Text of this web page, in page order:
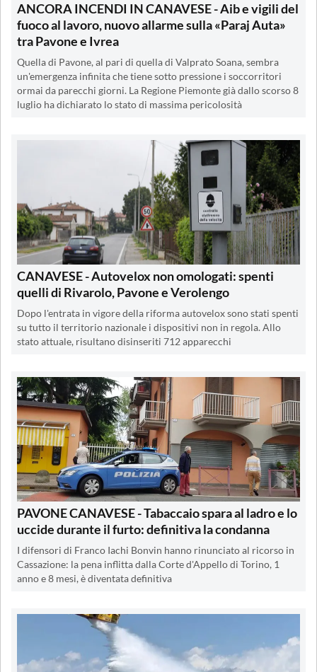
ANCORA INCENDI IN CANAVESE - Aib e vigili del
fuoco al lavoro, nuovo allarme sulla «Paraj Auta»
tra Pavone e Ivrea
Quella di Pavone, al pari di quella di Valprato Soana, sembra
un'emergenza infinita che tiene sotto pressione i soccorritori
ormai da parecchi giorni. La Regione Piemonte già dallo scorso 8
luglio ha dichiarato lo stato di massima pericolosità
CANAVESE - Autovelox non omologati: spenti
quelli di Rivarolo, Pavone e Verolengo
Dopo l'entrata in vigore della riforma autovelox sono stati spenti
su tutto il territorio nazionale i dispositivi non in regola. Allo
stato attuale, risultano disinseriti 712 apparecchi
PAVONE CANAVESE - Tabaccaio spara al ladro e lo
uccide durante il furto: definitiva la condanna
I difensori di Franco Iachi Bonvin hanno rinunciato al ricorso in
Cassazione: la pena inflitta dalla Corte d'Appello di Torino, 1
anno e 8 mesi, è diventata definitiva